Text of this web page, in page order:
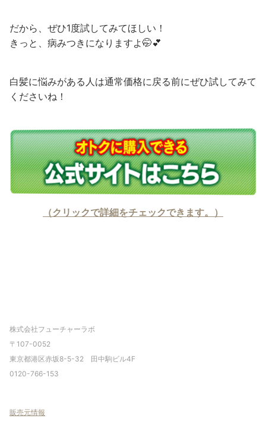
だから、ぜひ1度試してみてほしい！
きっと、病みつきになりますよ🤭💕
白髪に悩みがある人は通常価格に戻る前にぜひ試してみて
くださいね！
（クリックで詳細をチェックできます。）
株式会社フューチャーラボ
〒107-0052
東京都港区赤坂8-5-32 田中駒ビル4F
0120-766-153
販売元情報